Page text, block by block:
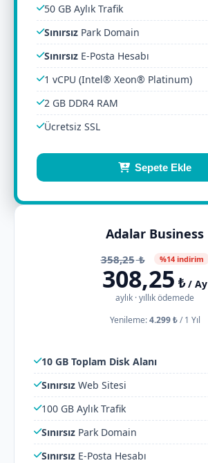
50 GB Aylık Trafik
Sınırsız Park Domain
Sınırsız E-Posta Hesabı
1 vCPU (Intel® Xeon® Platinum)
2 GB DDR4 RAM
Ücretsiz SSL
Sepete Ekle
Adalar Business
358,25₺ %14 indirim
308,25 ₺/ Ay
aylık · yıllık ödemede
Yenileme:4.299 ₺/1 Yıl
10 GB Toplam Disk Alanı
Sınırsız Web Sitesi
100 GB Aylık Trafik
Sınırsız Park Domain
Sınırsız E-Posta Hesabı